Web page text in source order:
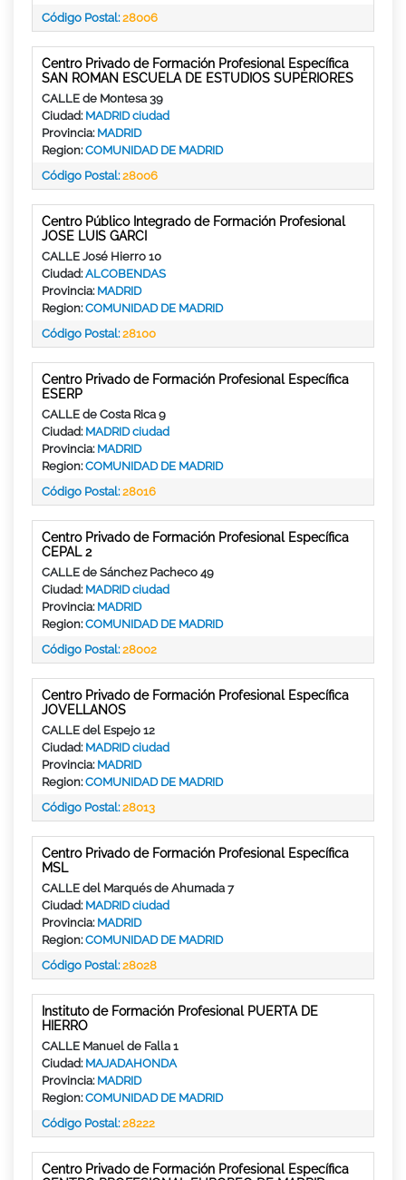
Código Postal:28006
Centro Privado de Formación Profesional Específica
SAN ROMAN ESCUELA DE ESTUDIOS SUPERIORES
CALLE de Montesa 39
Ciudad: MADRID ciudad
Provincia: MADRID
Region:COMUNIDAD DE MADRID
Código Postal:28006
Centro Público Integrado de Formación Profesional
JOSE LUIS GARCI
CALLE José Hierro 10
Ciudad:ALCOBENDAS
Provincia: MADRID
Region:COMUNIDAD DE MADRID
Código Postal:28100
Centro Privado de Formación Profesional Específica
ESERP
CALLE de Costa Rica 9
Ciudad: MADRID ciudad
Provincia: MADRID
Region:COMUNIDAD DE MADRID
Código Postal:28016
Centro Privado de Formación Profesional Específica
CEPAL 2
CALLE de Sánchez Pacheco 49
Ciudad: MADRID ciudad
Provincia: MADRID
Region:COMUNIDAD DE MADRID
Código Postal:28002
Centro Privado de Formación Profesional Específica
JOVELLANOS
CALLE del Espejo 12
Ciudad: MADRID ciudad
Provincia: MADRID
Region:COMUNIDAD DE MADRID
Código Postal:28013
Centro Privado de Formación Profesional Específica
MSL
CALLE del Marqués de Ahumada 7
Ciudad: MADRID ciudad
Provincia: MADRID
Region:COMUNIDAD DE MADRID
Código Postal:28028
Instituto de Formación Profesional PUERTA DE
HIERRO
CALLE Manuel de Falla 1
Ciudad: MAJADAHONDA
Provincia: MADRID
Region:COMUNIDAD DE MADRID
Código Postal:28222
Centro Privado de Formación Profesional Específica